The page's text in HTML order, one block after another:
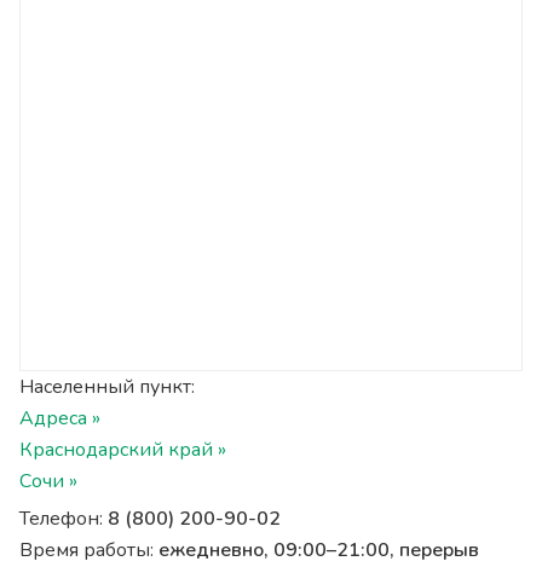
Населенный пункт:
Адреса »
Краснодарский край »
Сочи »
Телефон: 8 (800) 200-90-02
Время работы: ежедневно, 09:00–21:00, перерыв